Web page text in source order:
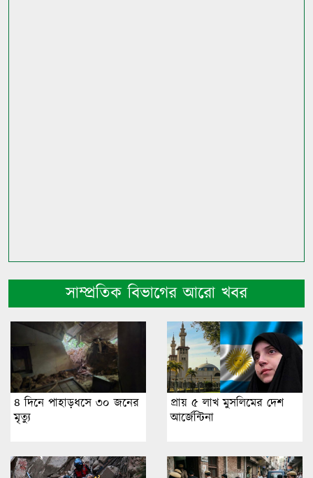
সাম্প্রতিক বিভাগের আরো খবর
৪ দিনে পাহাড়ধসে ৩০ জনের
মৃত্যু
প্রায় ৫ লাখ মুসলিমের দেশ
আর্জেন্টিনা